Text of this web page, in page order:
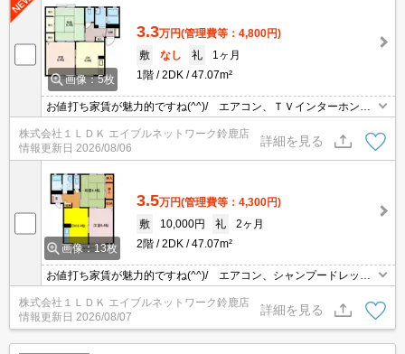
画像：5枚
3.3万円(管理費等：4,800円)
敷
なし 礼
1ヶ月
1階
2DK 47.07m²
お値打ち家賃が魅力的ですね(^^)/ エアコン、ＴＶインターホン、
★ お問い合わせはグリーンの看板「エイブル」まで☆
株式会社１ＬＤＫ エイブルネットワーク鈴鹿店
情報更新日 2026/08/06
詳細を見る
画像：13枚
3.5万円(管理費等：4,300円)
敷
10,000円 礼
2ヶ月
2階
2DK 47.07m²
お値打ち家賃が魅力的ですね(^^)/ エアコン、シャンプードレッサ
問い合わせはグリーンの看板「エイブル」まで☆
株式会社１ＬＤＫ エイブルネットワーク鈴鹿店
情報更新日 2026/08/07
詳細を見る